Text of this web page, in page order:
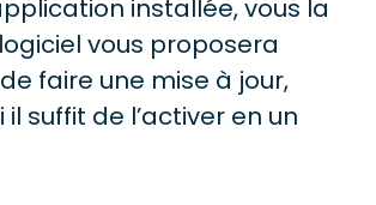
installée, vous la
vous proposera
faire une mise à jour,
suffit de l’activer en un